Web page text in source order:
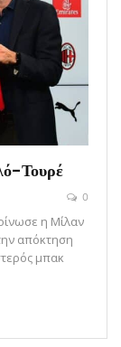
Τουρέ
0
η Μίλαν
απόκτηση
μπακ